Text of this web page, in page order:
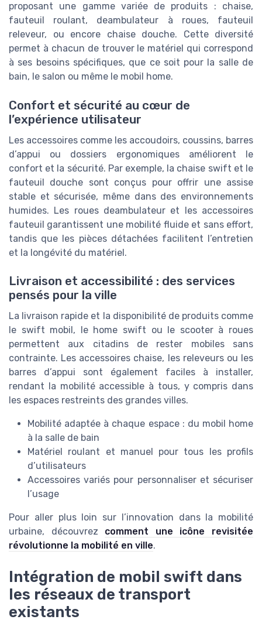
proposant une gamme variée de produits : chaise,
fauteuil roulant, deambulateur à roues, fauteuil
releveur, ou encore chaise douche. Cette diversité
permet à chacun de trouver le matériel qui correspond
à ses besoins spécifiques, que ce soit pour la salle de
bain, le salon ou même le mobil home.
Confort et sécurité au cœur de
l’expérience utilisateur
Les accessoires comme les accoudoirs, coussins, barres
d’appui ou dossiers ergonomiques améliorent le
confort et la sécurité. Par exemple, la chaise swift et le
fauteuil douche sont conçus pour offrir une assise
stable et sécurisée, même dans des environnements
humides. Les roues deambulateur et les accessoires
fauteuil garantissent une mobilité fluide et sans effort,
tandis que les pièces détachées facilitent l’entretien
et la longévité du matériel.
Livraison et accessibilité : des services
pensés pour la ville
La livraison rapide et la disponibilité de produits comme
le swift mobil, le home swift ou le scooter à roues
permettent aux citadins de rester mobiles sans
contrainte. Les accessoires chaise, les releveurs ou les
barres d’appui sont également faciles à installer,
rendant la mobilité accessible à tous, y compris dans
les espaces restreints des grandes villes.
Mobilité adaptée à chaque espace : du mobil home
à la salle de bain
Matériel roulant et manuel pour tous les profils
d’utilisateurs
Accessoires variés pour personnaliser et sécuriser
l’usage
Pour aller plus loin sur l’innovation dans la mobilité
urbaine, découvrez comment une icône revisitée
révolutionne la mobilité en ville.
Intégration de mobil swift dans
les réseaux de transport
existants